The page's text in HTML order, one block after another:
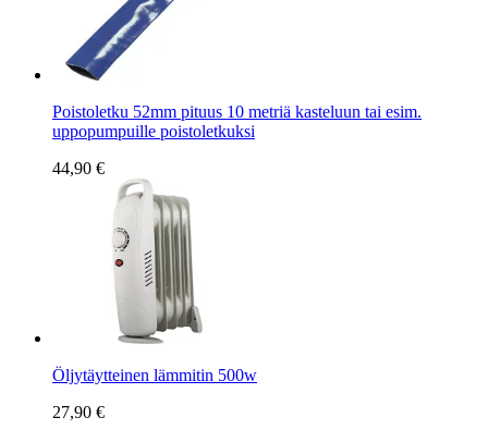
Poistoletku 52mm pituus 10 metriä kasteluun tai esim.
uppopumpuille poistoletkuksi
44,90 €
Öljytäytteinen lämmitin 500w
27,90 €